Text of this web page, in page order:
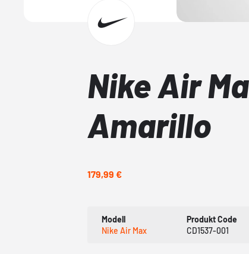
Nike Air
Amarillo
179,99 €
Modell
Nike Air Max
Produkt Code
CD1537-001